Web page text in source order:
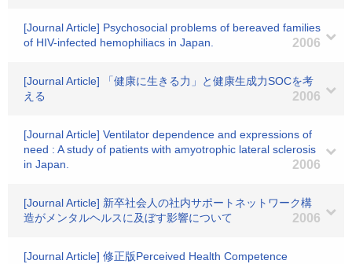
[Journal Article] Psychosocial problems of bereaved families
of HIV-infected hemophiliacs in Japan.
2006
[Journal Article] 「健康に生きる力」と健康生成力SOCを考
える
2006
[Journal Article] Ventilator dependence and expressions of
need : A study of patients with amyotrophic lateral sclerosis
in Japan.
2006
[Journal Article] 新卒社会人の社内サポートネットワーク構
造がメンタルヘルスに及ぼす影響について
2006
[Journal Article] 修正版Perceived Health Competence